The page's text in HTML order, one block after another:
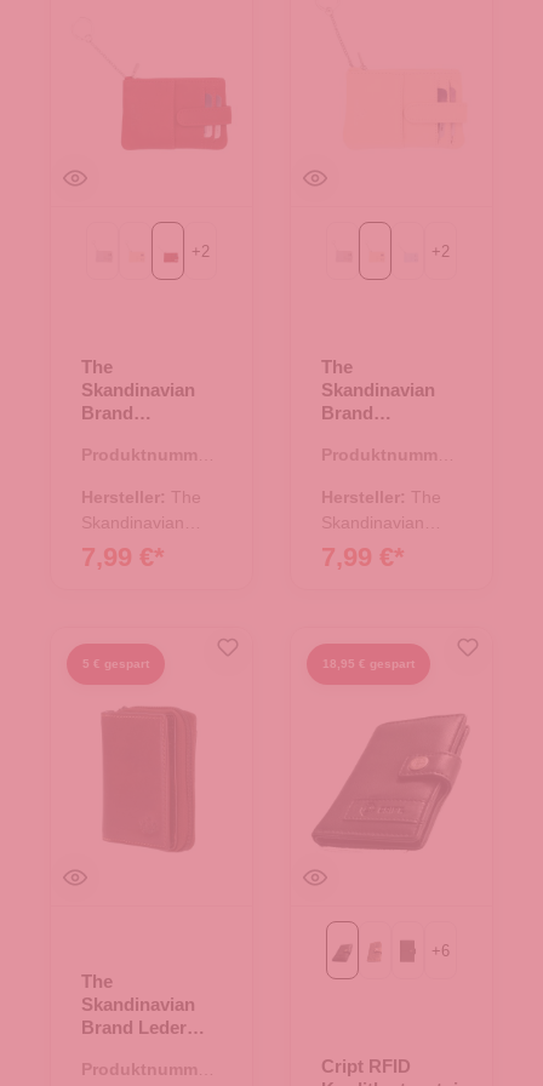
Light grau
beigerot
+2
The
Skandinavian
Brand
- rot
Produktnummer:
Hersteller: The
Skandinavian
Brand
7,99 €*
+2
The
Skandinavian
Brand
- beige
Produktnummer:
Hersteller: The
Skandinavian
Brand
7,99 €*
5 € gespart
The
Skandinavian
Brand Leder
Kreditkartenfäc
Produktnummer:
18,95 € gespart
BlackBrownPerforation Black
+6
Cript RFID